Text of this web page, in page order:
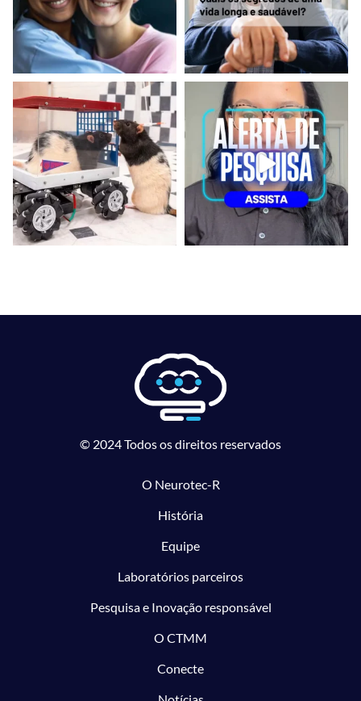
© 2024 Todos os direitos reservados
O Neurotec-R
História
Equipe
Laboratórios parceiros
Pesquisa e Inovação responsável
O CTMM
Conecte